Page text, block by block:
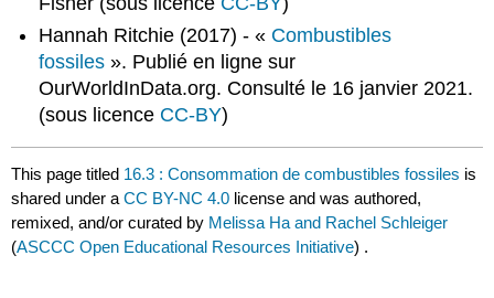
Hannah Ritchie (2017) - « Combustibles
fossiles ». Publié en ligne sur
OurWorldInData.org. Consulté le 16 janvier 2021.
(sous licence CC-BY)
This page titled 16.3 : Consommation de combustibles fossiles is
shared under aCC BY-NC 4.0 license and was authored,
remixed, and/or curated by Melissa Ha and Rachel Schleiger
(ASCCC Open Educational Resources Initiative) .